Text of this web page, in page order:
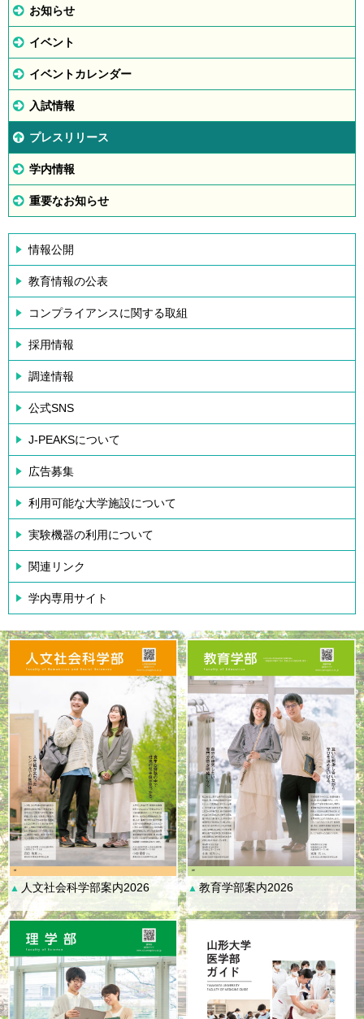
お知らせ
イベント
イベントカレンダー
入試情報
プレスリリース
学内情報
重要なお知らせ
情報公開
教育情報の公表
コンプライアンスに関する取組
採用情報
調達情報
公式SNS
J-PEAKSについて
広告募集
利用可能な大学施設について
実験機器の利用について
関連リンク
学内専用サイト
▲ 人文社会科学部案内2026 ▲ 教育学部案内2026